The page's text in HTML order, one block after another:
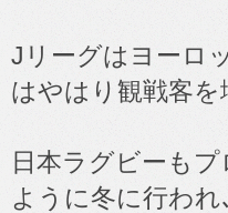
Jリーグはヨーロ
はやはり観戦客を
日本ラグビーも
ように冬に行わ